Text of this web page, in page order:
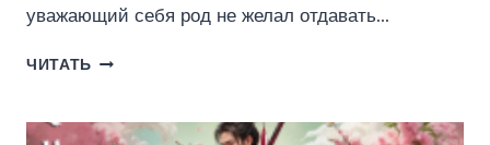
уважающий себя род не желал отдавать…
ЧИТАТЬ МЁРТВЫЕ
МУЖА.